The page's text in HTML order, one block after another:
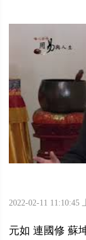
2022-02-11 11:10:45
元如 連國修 蘇